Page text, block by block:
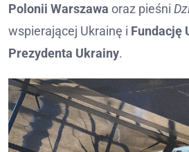
Polonii Warszawa oraz pieśni
wspierającej Ukrainę i Fundację
Prezydenta Ukrainy.